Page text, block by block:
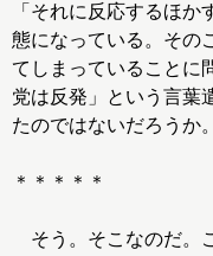
「それに反応するほ
態になっている。その
てしまっていることに
党は反発」という言葉
たのではないだろうか。
＊＊＊＊＊
そう。そこなのだ。